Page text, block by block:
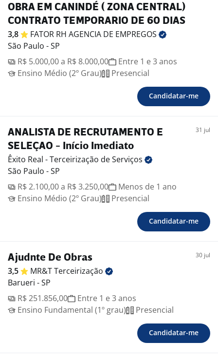
OBRA EM CANINDÉ ( ZONA CENTRAL)
CONTRATO TEMPORARIO DE 60 DIAS
3,8 FATOR RH AGENCIA DE EMPREGOS
São Paulo - SP
R$ 5.000,00 a R$ 8.000,00
Entre 1 e 3 anos
Ensino Médio (2º Grau)
Presencial
Candidatar-me
ANALISTA DE RECRUTAMENTO E
SELEÇAO - Início Imediato
31 jul
Êxito Real - Terceirização deServiços
São Paulo - SP
R$ 2.100,00 a R$ 3.250,00
Menos de 1 ano
Ensino Médio (2º Grau)
Presencial
Candidatar-me
Ajudnte De Obras 30 jul
3,5 MR&TTerceirização
Barueri - SP
R$ 251.856,00
Entre 1 e 3 anos
Ensino Fundamental (1º grau)
Presencial
Candidatar-me